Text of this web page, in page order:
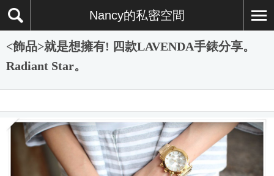
Nancy的私密空間
<飾品>就是想擁有! 四款LAVENDA手錶分享。
Radiant Star。